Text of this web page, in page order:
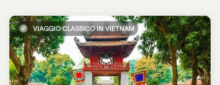
VIAGGIO CLASSICO IN VIETNAM